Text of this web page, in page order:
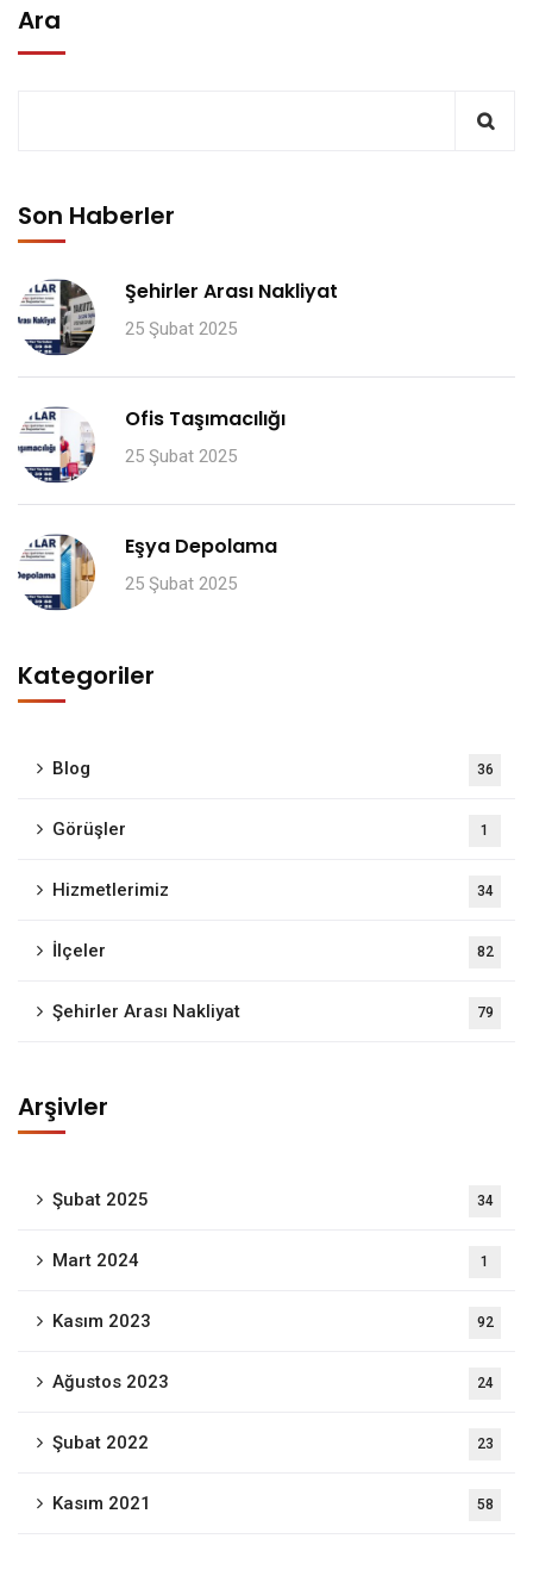
Ara
Son Haberler
Şehirler Arası Nakliyat
25 Şubat 2025
Ofis Taşımacılığı
25 Şubat 2025
Eşya Depolama
25 Şubat 2025
Kategoriler
Blog 36
Görüşler 1
Hizmetlerimiz 34
İlçeler 82
Şehirler Arası Nakliyat 79
Arşivler
Şubat 2025 34
Mart 2024 1
Kasım 2023 92
Ağustos 2023 24
Şubat 2022 23
Kasım 2021 58